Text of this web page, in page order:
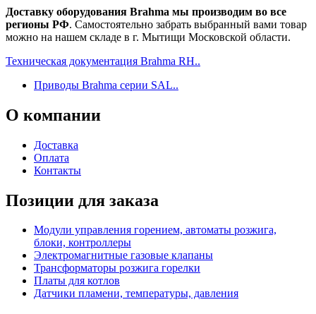
Доставку оборудования Brahma мы производим во все
регионы РФ. Самостоятельно забрать выбранный вами товар
можно на нашем складе в г. Мытищи Московской области.
Техническая документация Brahma RH..
Приводы Brahma серии SAL..
О компании
Доставка
Оплата
Контакты
Позиции для заказа
Модули управления горением, автоматы розжига,
блоки, контроллеры
Электромагнитные газовые клапаны
Трансформаторы розжига горелки
Платы для котлов
Датчики пламени, температуры, давления